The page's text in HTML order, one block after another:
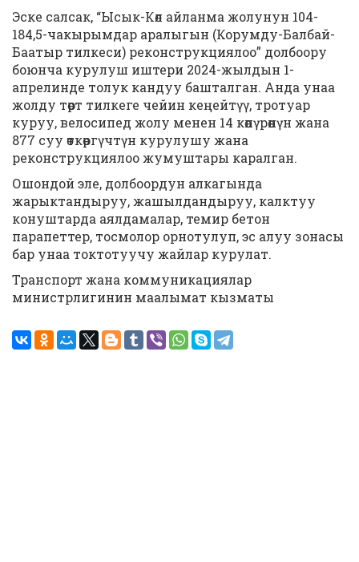
Эске салсак, “Ысык-Көл айланма жолунун 104-
184,5-чакырымдар аралыгын (Корумду-Балбай-
Баатыр тилкеси) реконструкциялоо” долбоору
боюнча курулуш иштери 2024-жылдын 1-
апрелинде толук кандуу башталган. Анда унаа
жолду төрт тилкеге чейин кеңейтүү, тротуар
куруу, велосипед жолу менен 14 көпүрөнүн жана
877 суу өткөргүчтүн курулушу жана
реконструкциялоо жумуштары каралган.
Ошондой эле, долбоордун алкагында
жарыктандыруу, жашылдандыруу, калктуу
конуштарда аялдамалар, темир бетон
парапеттер, тосмолор орнотулуп, эс алуу зонасы
бар унаа токтотуучу жайлар курулат.
Транспорт жана коммуникациялар
министрлигинин маалымат кызматы